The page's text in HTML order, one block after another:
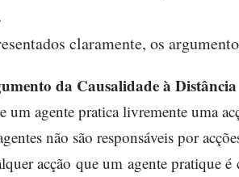
claramente, os
da Causalidade à Distância
um agente pratica livremente uma
não são responsáveis por
acção que um agente pratique